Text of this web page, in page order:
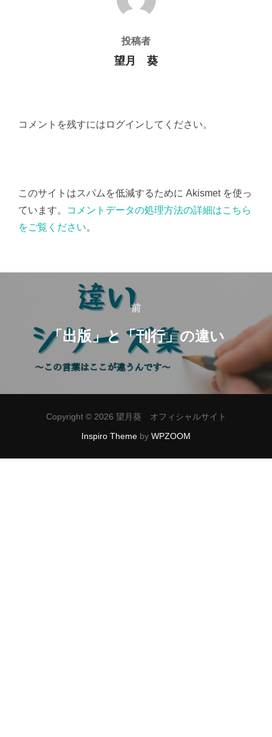
投稿者
望月 葵
コメントを残すにはログインしてください。
このサイトはスパムを低減するために Akismet を使っ
ています。
コメントデータの処理方法の詳細はこちら
をご覧ください。
ョ
前
前
「出版」と「刊行」の違い
Copyright © 2026 望月葵 オフィシャルサイト
Inspiro Theme by WPZOOM